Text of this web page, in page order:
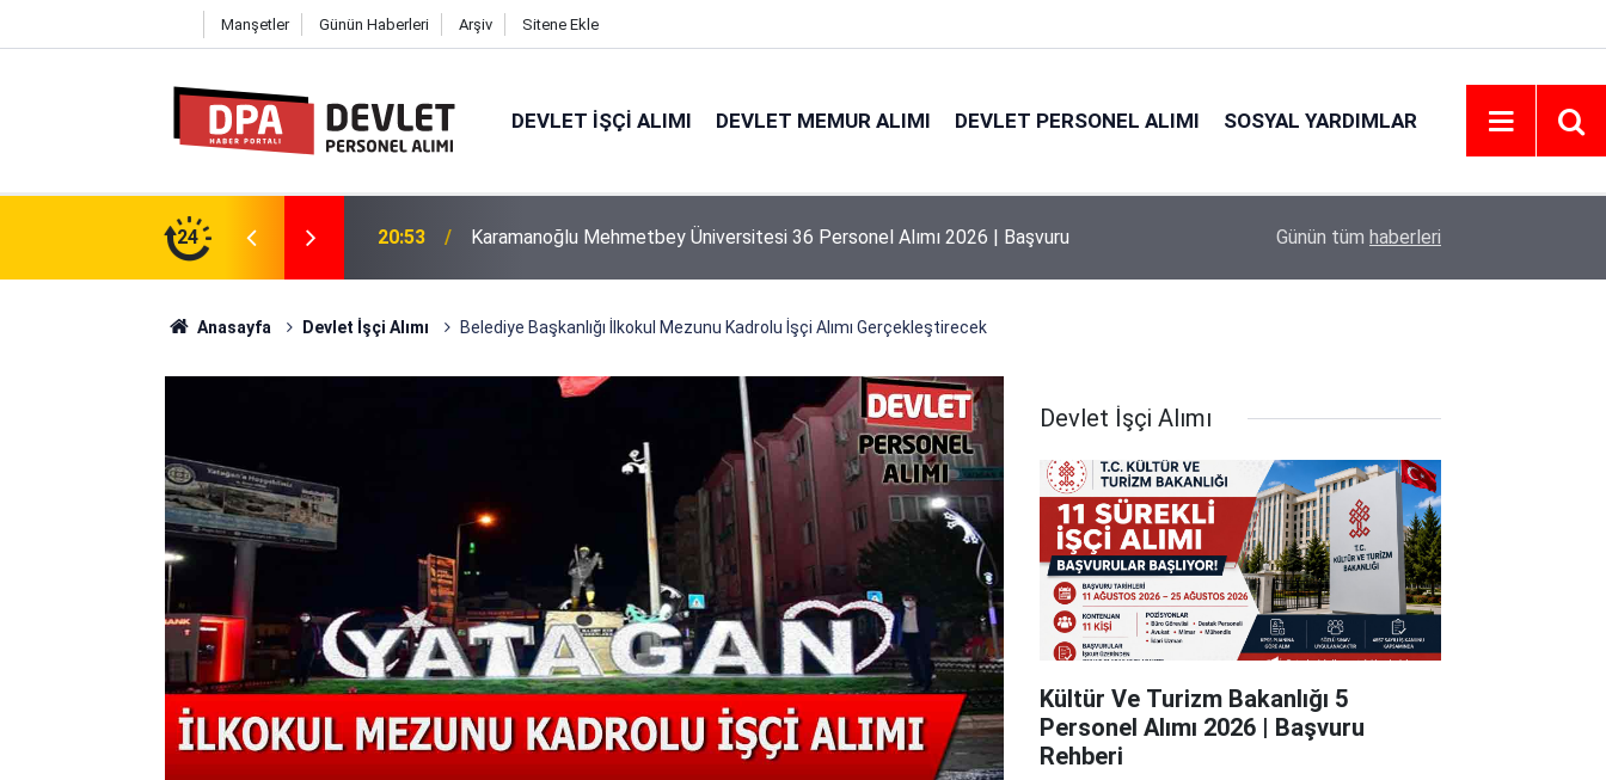
Manşetler Günün Haberleri Arşiv Sitene Ekle
DEVLET İŞÇI ALIMI DEVLET MEMUR ALIMI DEVLET PERSONEL ALIMI SOSYAL YARDIMLAR
24
36 Personel Alımı 2026 | Başvuru 20:48 Erciyes Üniversitesi 207 Personel Alımı 2026 | Başvuru Rehberi Emniyet Personel Alım İlanı 2026 | Şartlar
Günün tüm haberleri
Anasayfa Devlet İşçi Alımı Belediye Başkanlığı İlkokul Mezunu Kadrolu İşçi Alımı Gerçekleştirecek
Devlet İşçi Alımı
Kültür Ve Turizm Bakanlığı 5
Personel Alımı 2026 | Başvuru
Rehberi